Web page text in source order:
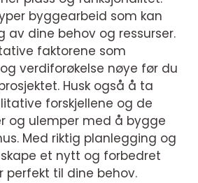
byggearbeid som kan
av dine behov og ressurser.
faktorene som
verdiforøkelse nøye før du
Husk også å ta
forskjellene og de
og ulemper med å bygge
Med riktig planlegging og
et nytt og forbedret
perfekt til dine behov.